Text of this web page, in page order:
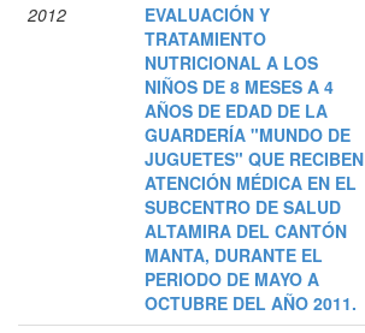
2012
EVALUACIÓN Y
TRATAMIENTO
NUTRICIONAL A LOS
NIÑOS DE 8 MESES A 4
AÑOS DE EDAD DE LA
GUARDERÍA "MUNDO DE
JUGUETES" QUE RECIBEN
ATENCIÓN MÉDICA EN EL
SUBCENTRO DE SALUD
ALTAMIRA DEL CANTÓN
MANTA, DURANTE EL
PERIODO DE MAYO A
OCTUBRE DEL AÑO 2011.